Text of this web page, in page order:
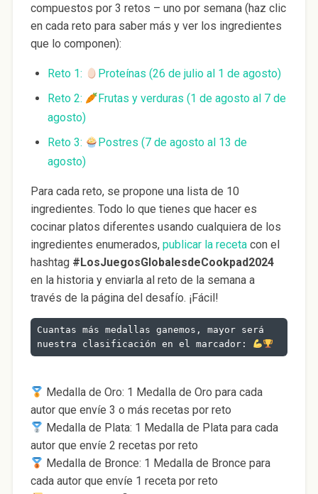
compuestos por 3 retos – uno por semana (haz clic
en cada reto para saber más y ver los ingredientes
que lo componen):
Reto 1:
Proteínas (26 de julio al 1 de agosto)
Reto 2:
Frutas y verduras (1 de agosto al 7 de
agosto)
Reto 3:
Postres (7 de agosto al 13 de
agosto)
Para cada reto, se propone una lista de 10
ingredientes. Todo lo que tienes que hacer es
cocinar platos diferentes usando cualquiera de los
ingredientes enumerados, publicar la recetacon el
hashtag #LosJuegosGlobalesdeCookpad2024
en la historia y enviarla al reto de la semana a
través de la página del desafío. ¡Fácil!
Cuantas más medallas ganemos, mayor será
nuestra clasificación en el marcador:
Medalla de Oro: 1 Medalla de Oro para cada
autor que envíe 3 o más recetas por reto
Medalla de Plata: 1 Medalla de Plata para cada
autor que envíe 2 recetas por reto
Medalla de Bronce: 1 Medalla de Bronce para
cada autor que envíe 1 receta por reto